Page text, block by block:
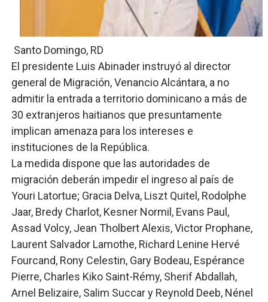
Osiris de León responde a Roberto Tineo y a Yeisy
Operativo interagencial frena delitos ambientales y
-Propeep y Gestión Presidencial encabezan entrega
Ministerio de Defensa siembra esperanza y protege
Santo Domingo, RD
El presidente Luis Abinader instruyó al director
general de Migración, Venancio Alcántara, a no
admitir la entrada a territorio dominicano a más de
30 extranjeros haitianos que presuntamente
implican amenaza para los intereses e
instituciones de la República.
La medida dispone que las autoridades de
migración deberán impedir el ingreso al país de
Youri Latortue; Gracia Delva, Liszt Quitel, Rodolphe
Jaar, Bredy Charlot, Kesner Normil, Evans Paul,
Assad Volcy, Jean Tholbert Alexis, Victor Prophane,
Laurent Salvador Lamothe, Richard Lenine Hervé
Fourcand, Rony Celestin, Gary Bodeau, Espérance
Pierre, Charles Kiko Saint-Rémy, Sherif Abdallah,
Arnel Belizaire, Salim Succar y Reynold Deeb, Nénel